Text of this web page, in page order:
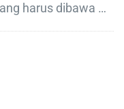
harus dibawa …